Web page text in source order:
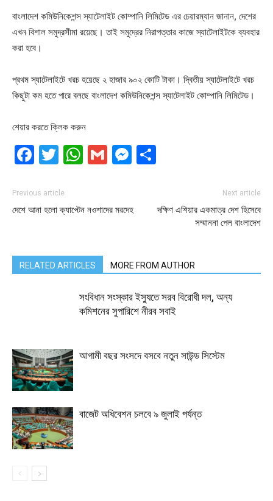
বাংলাদেশ কমিউনিকেশন্স স্যাটেলাইট কোম্পানি লিমিটেড এর চেয়ারম্যান জানান, দেশের
এখন বিশাল সমুদ্রসীমা রয়েছে। তাই সমুদ্রের নিরাপত্তার কাজে স্যাটেলাইটকে ব্যবহার
করা হবে।
প্রথম স্যাটেলাইটে খরচ হয়েছে ২ হাজার ৯০২ কোটি টাকা। দ্বিতীয় স্যাটেলাইটে খরচ
কিছুটা কম হতে পারে বলছে বাংলাদেশ কমিউনিকেশন্স স্যাটেলাইট কোম্পানি লিমিটেড।
শেয়ার করতে ক্লিক করুন
Facebook
Twitter
WhatsApp
GmailMessenger
Previous article
দেশে আনা হলো ক্যাপ্টেন নওশাদের মরদেহ
Next article
দক্ষিণ এশিয়ার একমাত্র দেশ হিসেবে
সম্মাননা পেল বাংলাদেশ
RELATED ARTICLES MORE FROM AUTHOR
সংবিধান সংস্কার ইস্যুতে সরব বিরোধী দল, অন্য
কমিশনের সুপারিশে নীরব সবাই
আগামী বছর সংসদে বসবে নতুন সাউন্ড সিস্টেম
বাজেট অধিবেশন চলবে ৯ জুলাই পর্যন্ত